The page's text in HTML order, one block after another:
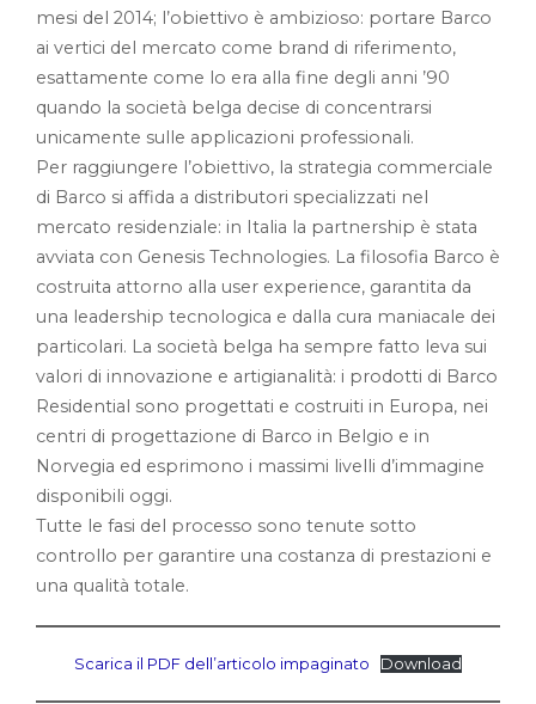
mesi del 2014; l’obiettivo è ambizioso: portare Barco
ai vertici del mercato come brand di riferimento,
esattamente come lo era alla fine degli anni ’90
quando la società belga decise di concentrarsi
unicamente sulle applicazioni professionali.
Per raggiungere l’obiettivo, la strategia commerciale
di Barco si affida a distributori specializzati nel
mercato residenziale: in Italia la partnership è stata
avviata con Genesis Technologies. La filosofia Barco è
costruita attorno alla user experience, garantita da
una leadership tecnologica e dalla cura maniacale dei
particolari. La società belga ha sempre fatto leva sui
valori di innovazione e artigianalità: i prodotti di Barco
Residential sono progettati e costruiti in Europa, nei
centri di progettazione di Barco in Belgio e in
Norvegia ed esprimono i massimi livelli d’immagine
disponibili oggi.
Tutte le fasi del processo sono tenute sotto
controllo per garantire una costanza di prestazioni e
una qualità totale.
Scarica il PDF dell’articolo impaginato Download